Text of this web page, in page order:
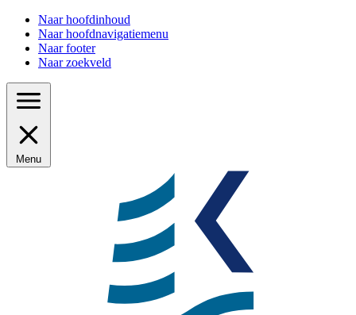
Naar hoofdinhoud
Naar hoofdnavigatiemenu
Naar footer
Naar zoekveld
Menu